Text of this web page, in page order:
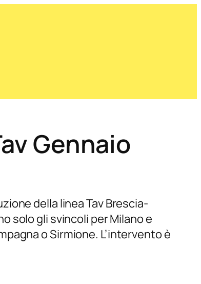
Gennaio
della linea Tav Brescia-
solo gli svincoli per Milano e
o Sirmione. L’intervento è